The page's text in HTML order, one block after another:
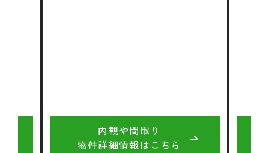
内観や間取り
物件詳細情報はこちら